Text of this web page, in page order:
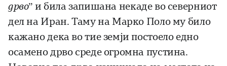
дрво” и била запишана некаде во северниот
дел на Иран. Таму на Марко Поло му било
кажано дека во тие земји постоело едно
осамено дрво среде огромна пустина.